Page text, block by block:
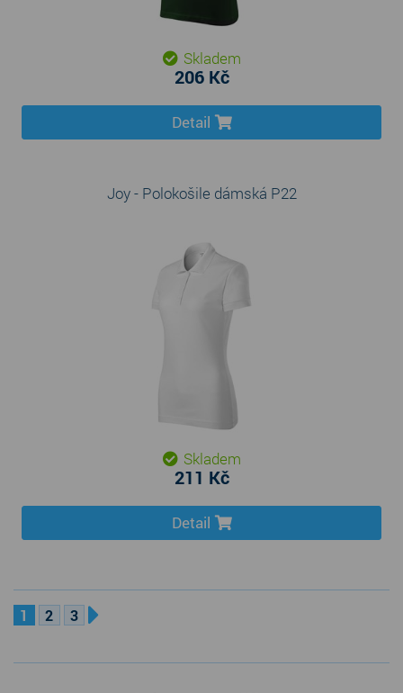
Skladem
206 Kč
Detail
Joy - Polokošile dámská P22
Skladem
211 Kč
Detail
1 2 3